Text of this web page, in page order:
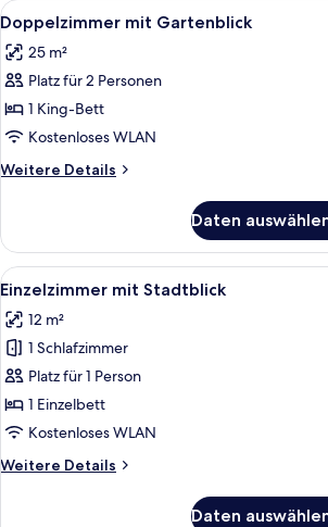
Alle
Fotos
für
Doppelzimmer
mit
Gartenblick
anzeigen
Ein
14
Doppelzimmer mit Gartenblick
25 m²
Platz für 2 Personen
1 King-Bett
Kostenloses WLAN
Weitere Details
Weitere
mit
Gartenblick
Daten
Alle
Fotos
für
Einzelzimmer
mit
Stadtblick
anzeigen
Ein
7
Einzelzimmer mit Stadtblick
12 m²
1 Schlafzimmer
Platz für 1 Person
1 Einzelbett
Kostenloses WLAN
Weitere Details
Weitere
Daten